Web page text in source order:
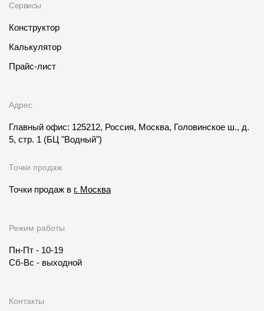
Сервисы
Конструктор
Калькулятор
Прайс-лист
Адрес
Главный офис: 125212, Россия, Москва, Головинское ш., д.
5, стр. 1 (БЦ "Водный")
Точки продаж
Точки продаж в г. Москва
Режим работы
Пн-Пт - 10-19
Сб-Вс - выходной
Контакты